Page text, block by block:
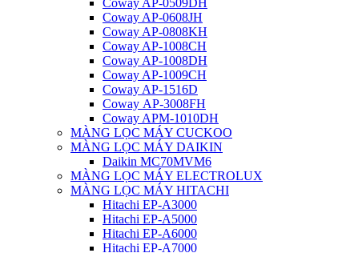
Coway AP-0509DH
Coway AP-0608JH
Coway AP-0808KH
Coway AP-1008CH
Coway AP-1008DH
Coway AP-1009CH
Coway AP-1516D
Coway AP-3008FH
Coway APM-1010DH
MÀNG LỌC MÁY CUCKOO
MÀNG LỌC MÁY DAIKIN
Daikin MC70MVM6
MÀNG LỌC MÁY ELECTROLUX
MÀNG LỌC MÁY HITACHI
Hitachi EP-A3000
Hitachi EP-A5000
Hitachi EP-A6000
Hitachi EP-A7000